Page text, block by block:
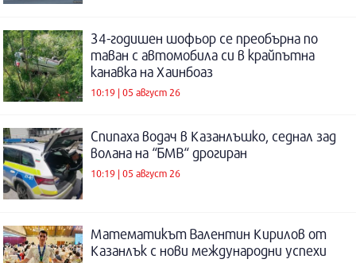
34-годишен шофьор се преобърна по
таван с автомобила си в крайпътна
канавка на Хаинбоаз
10:19 | 05 август 26
Спипаха водач в Казанлъшко, седнал зад
волана на “БМВ“ дрогиран
10:19 | 05 август 26
Математикът Валентин Кирилов от
Казанлък с нови международни успехи